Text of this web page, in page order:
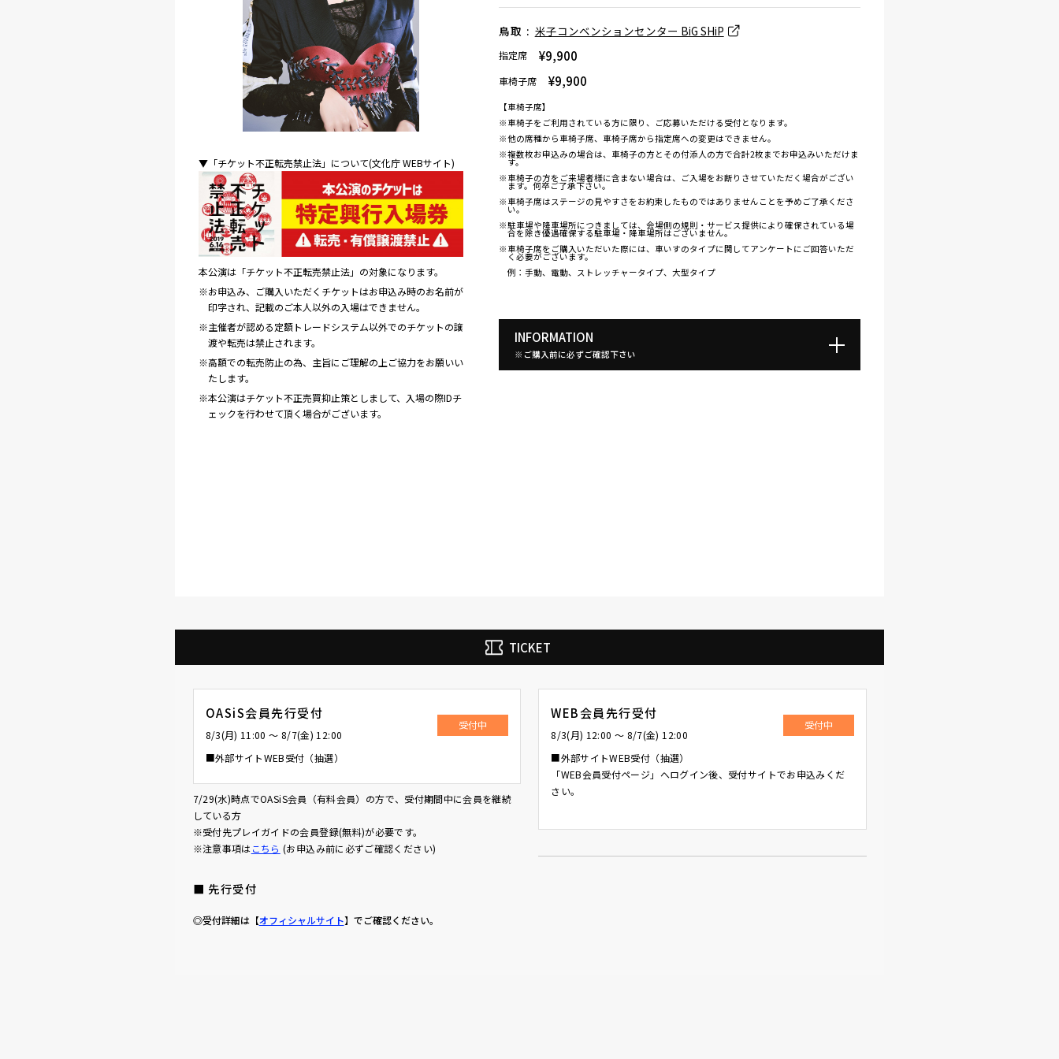
▼「チケット不正転売禁止法」について(文化庁 WEBサイト)
本公演は「チケット不正転売禁止法」の対象になります。
※お申込み、ご購入いただくチケットはお申込み時のお名前が
印字され、記載のご本人以外の入場はできません。
※主催者が認める定額トレードシステム以外でのチケットの譲
渡や転売は禁止されます。
※高額での転売防止の為、主旨にご理解の上ご協力をお願いい
たします。
※本公演はチケット不正売買抑止策としまして、入場の際IDチ
ェックを行わせて頂く場合がございます。
鳥取 : 米子コンベンションセンター BiG SHiP
指定席 ¥9,900
車椅子席 ¥9,900
【車椅子席】
※車椅子をご利用されている方に限り、ご応募いただける受付となります。
※他の席種から車椅子席、車椅子席から指定席への変更はできません。
※複数枚お申込みの場合は、車椅子の方とその付添人の方で合計2枚までお申込みいただけま
す。
※車椅子の方をご来場者様に含まない場合は、ご入場をお断りさせていただく場合がござい
ます。何卒ご了承下さい。
※車椅子席はステージの見やすさをお約束したものではありませんことを予めご了承くださ
い。
※駐車場や降車場所につきましては、会場側の規則・サービス提供により確保されている場
合を除き優遇確保する駐車場・降車場所はございません。
※車椅子席をご購入いただいた際には、車いすのタイプに関してアンケートにご回答いただ
く必要がございます。
例：手動、電動、ストレッチャータイプ、大型タイプ
INFORMATION
※ご購入前に必ずご確認下さい
TICKET
OASiS会員先行受付
8/3(月) 11:00 〜 8/7(金) 12:00
受付中
■外部サイトWEB受付（抽選）
7/29(水)時点でOASiS会員（有料会員）の方で、受付期間中に会員を継続
している方
※受付先プレイガイドの会員登録(無料)が必要です。
※注意事項はこちら (お申込み前に必ずご確認ください)
WEB会員先行受付
8/3(月) 12:00 〜 8/7(金) 12:00
受付中
■外部サイトWEB受付（抽選）
「WEB会員受付ページ」へログイン後、受付サイトでお申込みくだ
さい。
■ 先行受付
◎受付詳細は【オフィシャルサイト】でご確認ください。